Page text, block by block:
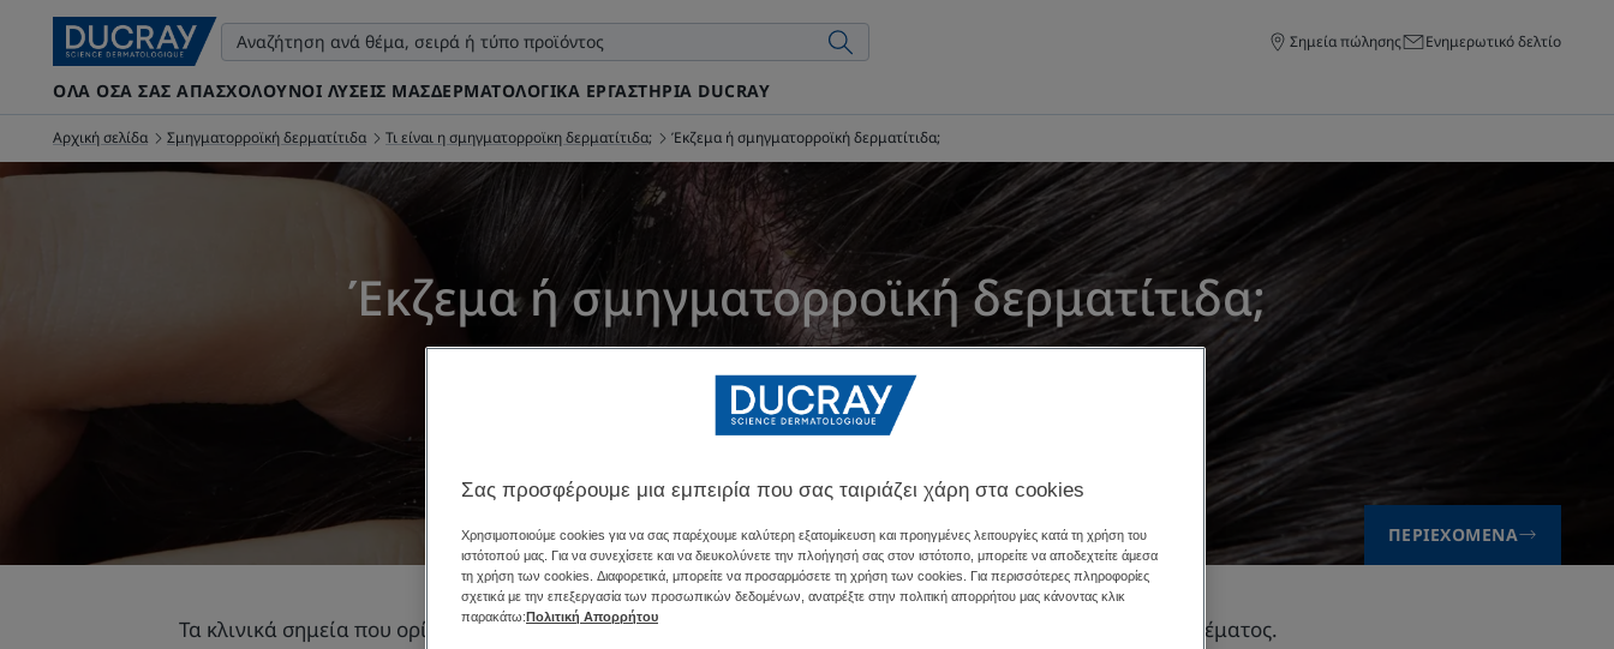
Σημεία πώλησης Ενημερωτικό δελτίο
ΌΛΑ ΌΣΑ ΣΑΣ ΑΠΑΣΧΟΛΟΎΝΟΙ ΛΎΣΕΙΣ ΜΑΣΔΕΡΜΑΤΟΛΟΓΙΚΆ ΕΡΓΑΣΤΉΡΙΑ DUCRAY
Αρχική σελίδα Σμηγματορροϊκή δερματίτιδα Τι είναι η σμηγματορροϊκη δερματίτιδα; Έκζεμα ή σμηγματορροϊκή δερματίτιδα;
Έκζεμα ή σμηγματορροϊκή δερματίτιδα;
, εγκεκριμένο απόοι ιατρικοί μας ειδικοί της DUCRAY
Τι είναι η σμηγματορροϊκη δερματίτιδα;
ΠΕΡΙΕΧΌΜΕΝΑ
Τα κλινικά σημεία που ορίζουν τη σμηγματορροϊκή δερματίτιδα είναι πολλές φορές όμοια με εκείνα του εκζέματος.
Σας προσφέρουμε μια εμπειρία που σας ταιριάζει χάρη στα cookies
Χρησιμοποιούμε cookies για να σας παρέχουμε καλύτερη εξατομίκευση και προηγμένες λειτουργίες κατά τη χρήση του
ιστότοπού μας. Για να συνεχίσετε και να διευκολύνετε την πλοήγησή σας στον ιστότοπο, μπορείτε να αποδεχτείτε άμεσα
τη χρήση των cookies. Διαφορετικά, μπορείτε να προσαρμόσετε τη χρήση των cookies. Για περισσότερες πληροφορίες
σχετικά με την επεξεργασία των προσωπικών δεδομένων, ανατρέξτε στην πολιτική απορρήτου μας κάνοντας κλικ
παρακάτω:Πολιτική Απορρήτου